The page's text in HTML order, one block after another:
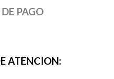
PAGO
ATENCION: